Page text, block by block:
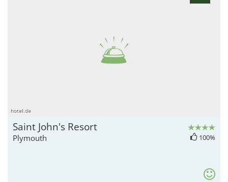
hotel.de
Saint John's Resort
Plymouth 100%